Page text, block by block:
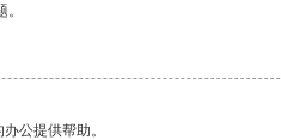
公提供帮助。